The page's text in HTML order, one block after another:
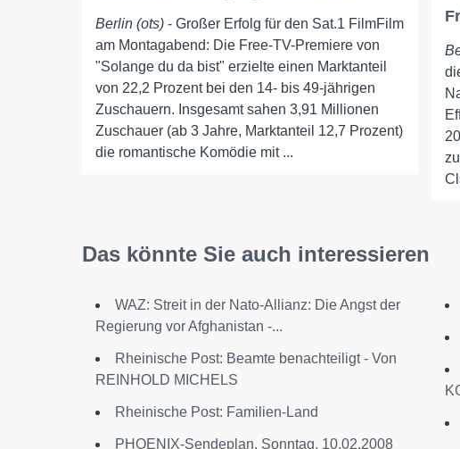
Berlin (ots) - Großer Erfolg für den Sat.1 FilmFilm
am Montagabend: Die Free-TV-Premiere von
"Solange du da bist" erzielte einen Marktanteil
von 22,2 Prozent bei den 14- bis 49-jährigen
Zuschauern. Insgesamt sahen 3,91 Millionen
Zuschauer (ab 3 Jahre, Marktanteil 12,7 Prozent)
die romantische Komödie mit ...
Das könnte Sie auch interessieren
WAZ: Streit in der Nato-Allianz: Die Angst der
Regierung vor Afghanistan -...
Rheinische Post: Beamte benachteiligt - Von
REINHOLD MICHELS
Rheinische Post: Familien-Land
PHOENIX-Sendeplan, Sonntag, 10.02.2008